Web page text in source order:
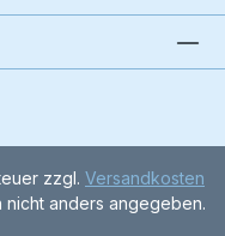
zzgl. Versandkosten
nicht anders angegeben.